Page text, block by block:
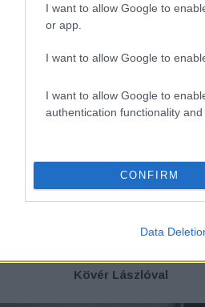
I want to allow Google to
or app.
I want to allow Google to
I want to allow Google to
authentication functionality
CONFIRM
Data
Kövér Lászlóval